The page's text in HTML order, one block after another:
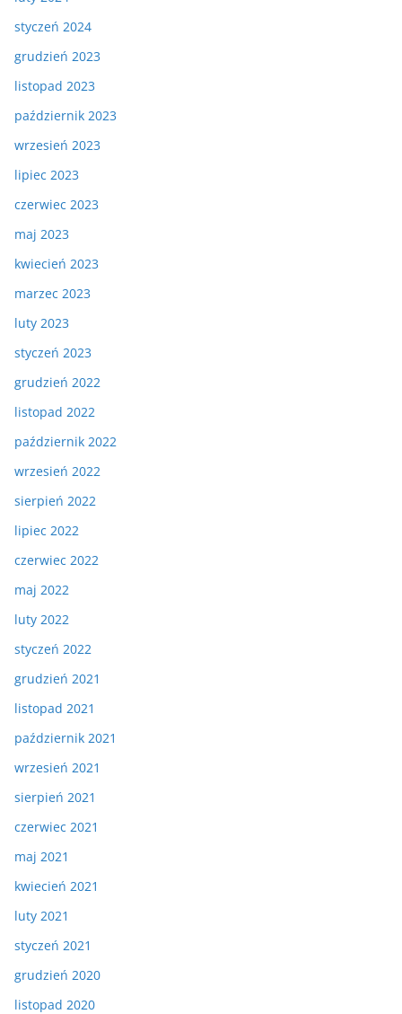
styczeń 2024
grudzień 2023
listopad 2023
październik 2023
wrzesień 2023
lipiec 2023
czerwiec 2023
maj 2023
kwiecień 2023
marzec 2023
luty 2023
styczeń 2023
grudzień 2022
listopad 2022
październik 2022
wrzesień 2022
sierpień 2022
lipiec 2022
czerwiec 2022
maj 2022
luty 2022
styczeń 2022
grudzień 2021
listopad 2021
październik 2021
wrzesień 2021
sierpień 2021
czerwiec 2021
maj 2021
kwiecień 2021
luty 2021
styczeń 2021
grudzień 2020
listopad 2020